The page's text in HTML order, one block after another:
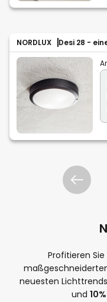
NORDLUX Desi 28 -
Zurück
Profitieren
neuesten
und